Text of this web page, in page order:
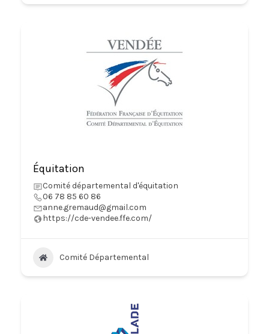
Équitation
Comité départemental d'équitation
06 78 85 60 86
anne.gremaud@gmail.com
https://cde-vendee.ffe.com/
Comité Départemental